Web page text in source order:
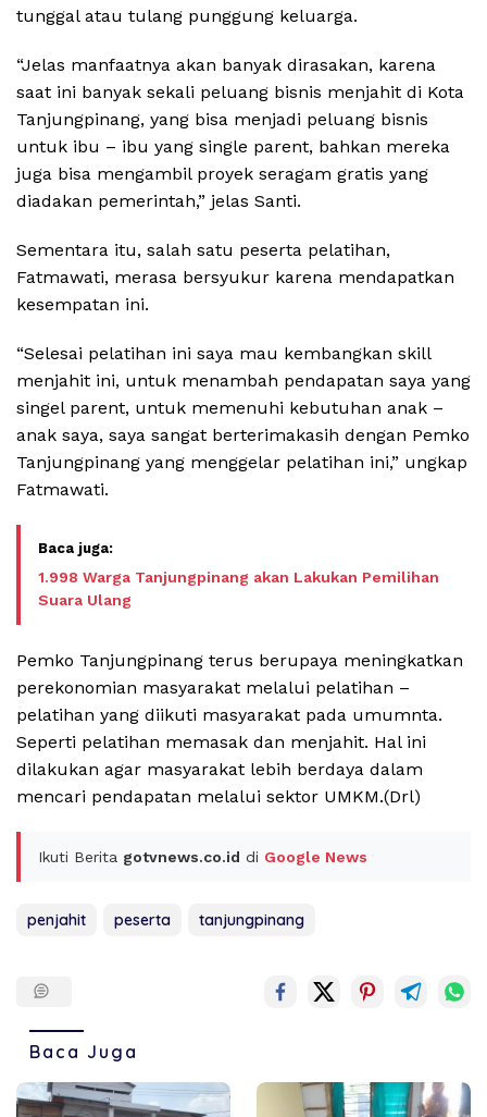
tunggal atau tulang punggung keluarga.
“Jelas manfaatnya akan banyak dirasakan, karena
saat ini banyak sekali peluang bisnis menjahit di Kota
Tanjungpinang, yang bisa menjadi peluang bisnis
untuk ibu – ibu yang single parent, bahkan mereka
juga bisa mengambil proyek seragam gratis yang
diadakan pemerintah,” jelas Santi.
Sementara itu, salah satu peserta pelatihan,
Fatmawati, merasa bersyukur karena mendapatkan
kesempatan ini.
“Selesai pelatihan ini saya mau kembangkan skill
menjahit ini, untuk menambah pendapatan saya yang
singel parent, untuk memenuhi kebutuhan anak –
anak saya, saya sangat berterimakasih dengan Pemko
Tanjungpinang yang menggelar pelatihan ini,” ungkap
Fatmawati.
1.998 Warga Tanjungpinang akan Lakukan Pemilihan
Suara Ulang
Pemko Tanjungpinang terus berupaya meningkatkan
perekonomian masyarakat melalui pelatihan –
pelatihan yang diikuti masyarakat pada umumnta.
Seperti pelatihan memasak dan menjahit. Hal ini
dilakukan agar masyarakat lebih berdaya dalam
mencari pendapatan melalui sektor UMKM.(Drl)
Ikuti Berita gotvnews.co.id di Google News
penjahit peserta tanjungpinang
Baca Juga